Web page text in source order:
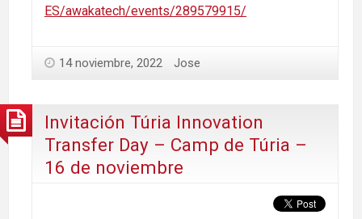
ES/awakatech/events/289579915/
14 noviembre, 2022 Jose
Invitación Túria Innovation
Transfer Day – Camp de Túria –
16 de noviembre